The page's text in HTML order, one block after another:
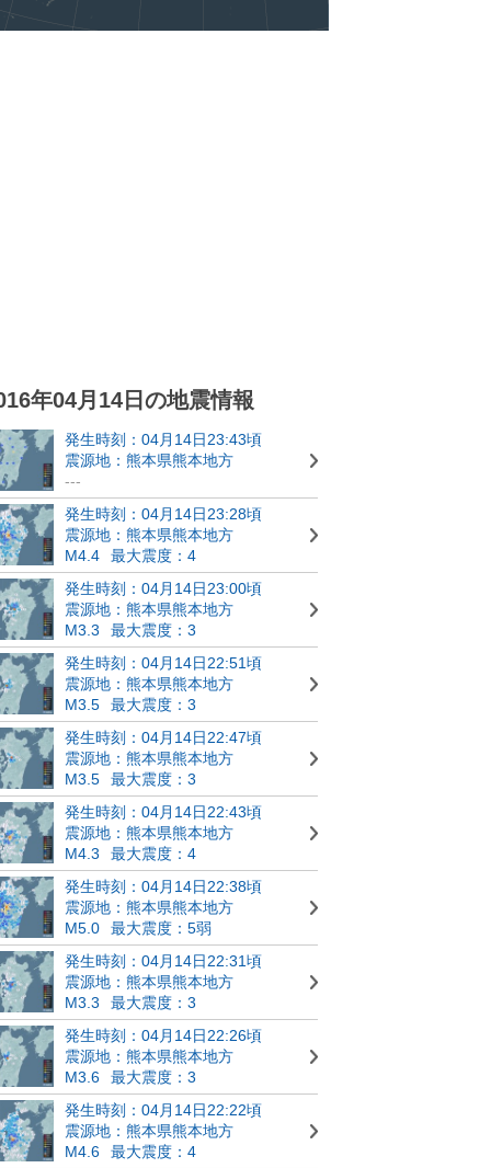
年04月14日の地震情報
発生時刻：04月14日23:43頃
震源地：熊本県熊本地方
---
発生時刻：04月14日23:28頃
震源地：熊本県熊本地方
M4.4
最大震度：4
発生時刻：04月14日23:00頃
震源地：熊本県熊本地方
M3.3
最大震度：3
発生時刻：04月14日22:51頃
震源地：熊本県熊本地方
M3.5
最大震度：3
発生時刻：04月14日22:47頃
震源地：熊本県熊本地方
M3.5
最大震度：3
発生時刻：04月14日22:43頃
震源地：熊本県熊本地方
M4.3
最大震度：4
発生時刻：04月14日22:38頃
震源地：熊本県熊本地方
M5.0
最大震度：5弱
発生時刻：04月14日22:31頃
震源地：熊本県熊本地方
M3.3
最大震度：3
発生時刻：04月14日22:26頃
震源地：熊本県熊本地方
M3.6
最大震度：3
発生時刻：04月14日22:22頃
震源地：熊本県熊本地方
M4.6
最大震度：4